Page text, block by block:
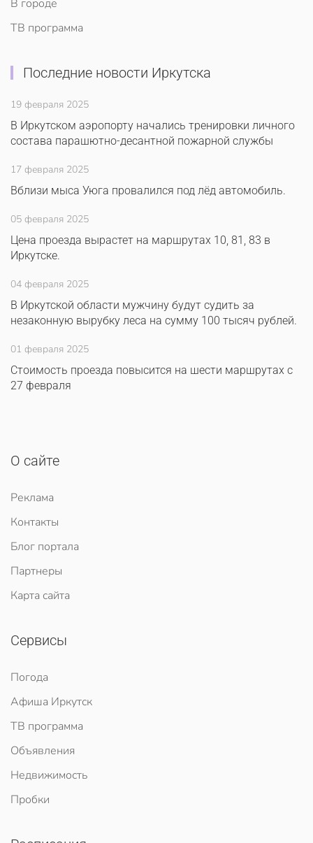
В городе
ТВ программа
Последние новости Иркутска
19 февраля 2025
В Иркутском аэропорту начались тренировки личного
состава парашютно-десантной пожарной службы
17 февраля 2025
Вблизи мыса Уюга провалился под лёд автомобиль.
05 февраля 2025
Цена проезда вырастет на маршрутах 10, 81, 83 в
Иркутске.
04 февраля 2025
В Иркутской области мужчину будут судить за
незаконную вырубку леса на сумму 100 тысяч рублей.
01 февраля 2025
Стоимость проезда повысится на шести маршрутах с
27 февраля
О сайте
Реклама
Контакты
Блог портала
Партнеры
Карта сайта
Сервисы
Погода
Афиша Иркутск
ТВ программа
Объявления
Недвижимость
Пробки